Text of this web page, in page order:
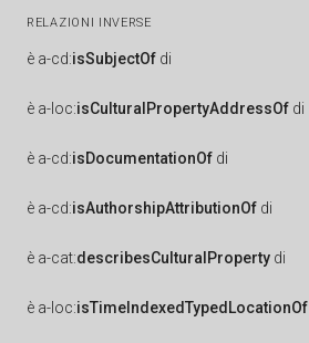
RELAZIONI INVERSE
è a-cd:isSubjectOf di
è a-loc:isCulturalPropertyAddressOf di
è a-cd:isDocumentationOf di
è a-cd:isAuthorshipAttributionOf di
è a-cat:describesCulturalProperty di
è a-loc:isTimeIndexedTypedLocationOf